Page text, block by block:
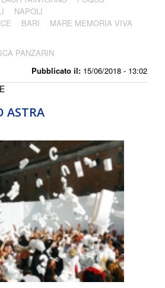
Pubblicato il: 15/06/2018 - 13:02
NAPOLI
BARI
MARE MEMORIA VIVA
PANZARIN
ASTRA